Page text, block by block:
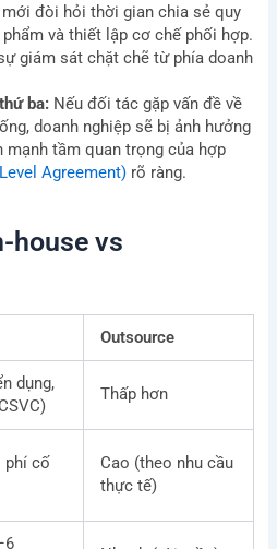
đòi hỏi thời gian chia sẻ quy
và thiết lập cơ chế phối hợp.
giám sát chặt chẽ từ phía doanh
ba:Nếu đối tác gặp vấn đề về
doanh nghiệp sẽ bị ảnh hưởng
mạnh tầm quan trọng của hợp
Agreement)rõ ràng.
house vs
Outsource
dụng,
Thấp hơn
phí cố
Cao (theo nhu cầu
thực tế)